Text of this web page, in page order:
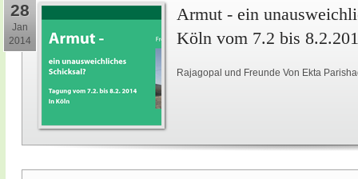
28
Jan
2014
Armut - ein
Köln vom 7.2 bis
Rajagopal und Freunde Von Ekta